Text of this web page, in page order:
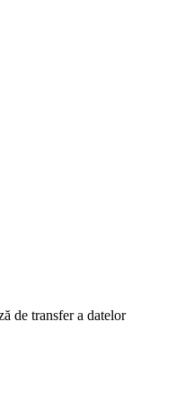
de transfer a datelor